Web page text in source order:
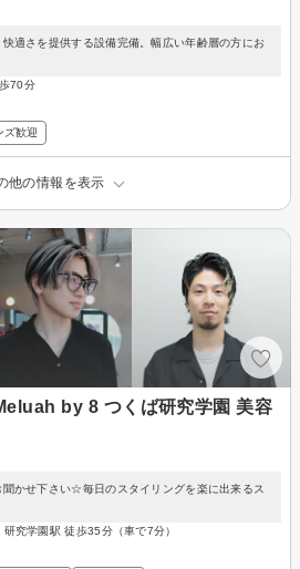
適さを提供する設備完備。幅広い年齢層の方にお
70分
ズ歓迎
他の情報を表示
by 8 つくば研究学園 美容
聞かせ下さい☆毎日のスタイリングを楽に出来るス
究学園駅 徒歩35分（車で7分）